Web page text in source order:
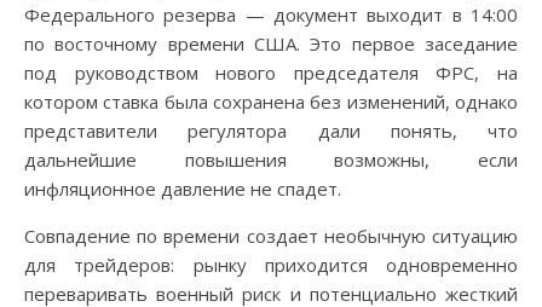
Федерального резерва — документ выходит в 14:00
по восточному времени США. Это первое заседание
под руководством нового председателя ФРС, на
котором ставка была сохранена без изменений, однако
представители регулятора дали понять, что
дальнейшие повышения возможны, если
инфляционное давление не спадет.
Совпадение по времени создает необычную ситуацию
для трейдеров: рынку приходится одновременно
переваривать военный риск и потенциально жесткий